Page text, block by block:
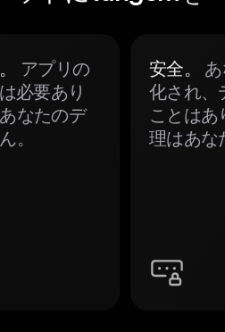
アプリの
必要あり
なたのデ
。
安全。
化され、
ことはあ
理はあな